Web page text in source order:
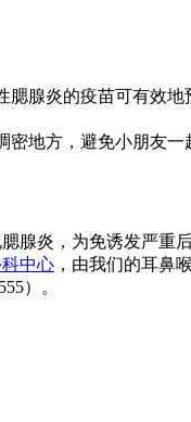
腮腺炎的疫苗可有效地
密地方，避免小朋友一
腺炎，为免诱发严重
中心 ，由我们的耳鼻
）。